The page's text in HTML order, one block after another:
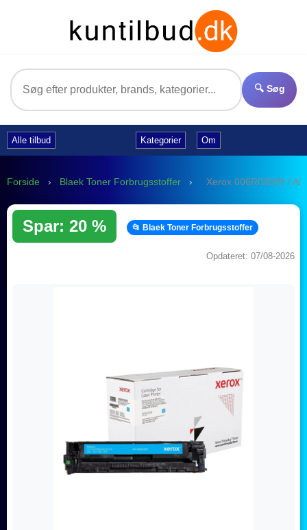
🔍 Søg
Alle tilbud Kategorier Om
Forside › Blaek Toner Forbrugsstoffer › Xerox 006R03809 /
Spar: 20 % 📂 Blaek Toner Forbrugsstoffer
Opdateret: 07/08-2026